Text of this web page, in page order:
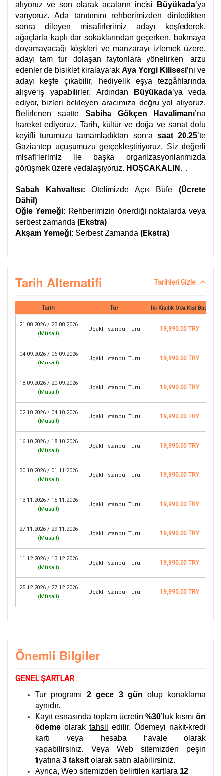
alıyoruz ve son olarak adaların incisi
Büyükada’ya
varıyoruz. Ada tanıtımını rehberimizden dinledikten
sonra dileyen misafirlerimiz adayı keşfederek,
ağaçlarla kaplı dar sokaklarından geçerken, bakmaya
doyamayacağı köşkleri ve manzarayı izlemek üzere,
adayı tam tur dolaşan faytonlara yönelirken, arzu
edenler de bisiklet kiralayarak Aya Yorgi Kilisesi’ni ve
adayı keşfe çıkabilir, hediyelik eşya tezgâhlarında
alışveriş yapabilirler. Ardından
Büyükada’ya veda
ediyor, bizleri bekleyen aracımıza doğru yol alıyoruz.
Belirlenen saatte Sabiha Gökçen Havalimanı’na
hareket ediyoruz. Tarih, kültür ve doğa ve sanat dolu
keyifli turumuzu tamamladıktan sonra saat 20.25’te
Gaziantep uçuşumuzu gerçekleştiriyoruz. Siz değerli
misafirlerimiz ile başka organizasyonlarımızda
görüşmek üzere vedalaşıyoruz. HOŞÇAKALIN …
Sabah Kahvaltısı: Otelimizde Açık Büfe(Ücrete
Dâhil)
Öğle Yemeği: Rehberimizin önerdiği noktalarda veya
serbest zamanda (Ekstra)
Akşam Yemeği: Serbest Zamanda (Ekstra)
Tarih Alternatifi Tarihleri Gizle
Tarih Tur İki Kişilik Oda Kişi Başı
21.08.2026 / 23.08.2026
(Müsait)
Uçaklı İstanbul Turu 19,990.00 TRY
04.09.2026 / 06.09.2026
(Müsait)
Uçaklı İstanbul Turu 19,990.00 TRY
18.09.2026 / 20.09.2026
(Müsait)
Uçaklı İstanbul Turu 19,990.00 TRY
02.10.2026 / 04.10.2026
(Müsait)
Uçaklı İstanbul Turu 19,990.00 TRY
16.10.2026 / 18.10.2026
(Müsait)
Uçaklı İstanbul Turu 19,990.00 TRY
30.10.2026 / 01.11.2026
(Müsait)
Uçaklı İstanbul Turu 19,990.00 TRY
13.11.2026 / 15.11.2026
(Müsait)
Uçaklı İstanbul Turu 19,990.00 TRY
27.11.2026 / 29.11.2026
(Müsait)
Uçaklı İstanbul Turu 19,990.00 TRY
11.12.2026 / 13.12.2026
(Müsait)
Uçaklı İstanbul Turu 19,990.00 TRY
25.12.2026 / 27.12.2026
(Müsait)
Uçaklı İstanbul Turu 19,990.00 TRY
Önemli Bilgiler
GENEL ŞARTLAR
Tur programı 2 gece 3 gün olup konaklama
aynıdır.
Kayıt esnasında toplam ücretin%30’luk kısmıön
ödeme olaraktahsil
edilir. Ödemeyi nakit-kredi
kartı veya hesaba havale olarak
yapabilirsiniz. Veya Web sitemizden peşin
fiyatına 3 taksit olarak satın alabilirsiniz.
Ayrıca, Web sitemizden belirtilen kartlara 12